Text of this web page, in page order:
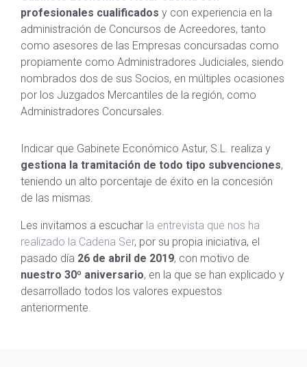
profesionales cualificados y con experiencia en la
administración de Concursos de Acreedores, tanto
como asesores de las Empresas concursadas como
propiamente como Administradores Judiciales, siendo
nombrados dos de sus Socios, en múltiples ocasiones
por los Juzgados Mercantiles de la región, como
Administradores Concursales.
Indicar que Gabinete Económico Astur, S.L. realiza y
gestiona la tramitación de todo tipo subvenciones,
teniendo un alto porcentaje de éxito en la concesión
de las mismas.
Les invitamos a escuchar la entrevista que nos ha
realizado la Cadena Ser, por su propia iniciativa, el
pasado día 26 de abril de 2019, con motivo de
nuestro 30º aniversario, en la que se han explicado y
desarrollado todos los valores expuestos
anteriormente.